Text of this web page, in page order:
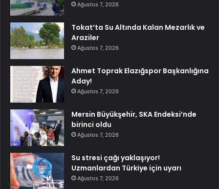
Ağustos 7, 2026
Tokat’ta Su Altında Kalan Mezarlık ve
Araziler
Ağustos 7, 2026
Ahmet Toprak Elazığspor Başkanlığına
Aday!
Ağustos 7, 2026
Mersin Büyükşehir, SKA Endeksi’nde
birinci oldu
Ağustos 7, 2026
Su stresi çağı yaklaşıyor!
Uzmanlardan Türkiye için uyarı
Ağustos 7, 2026